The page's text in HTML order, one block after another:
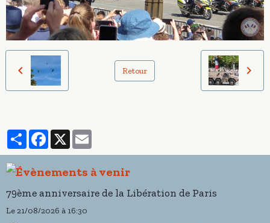
Retour
PartagerFacebook
X
79ème anniversaire de la Libération de Paris
Le 21/08/2026 à 16:30